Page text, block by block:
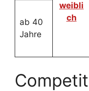
weibli
ch
ab 40
Jahre